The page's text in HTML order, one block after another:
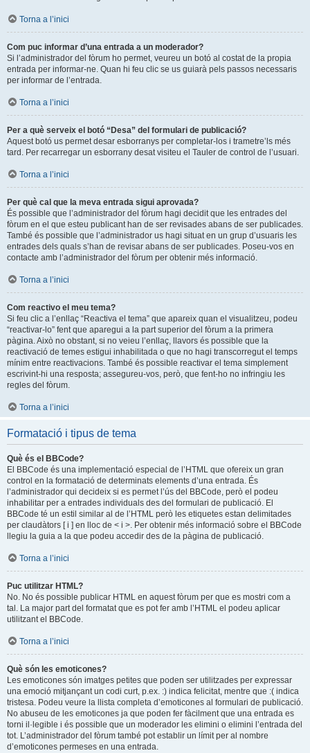
Torna a l’inici
Com puc informar d’una entrada a un moderador?
Si l’administrador del fòrum ho permet, veureu un botó al costat de la propia
entrada per informar-ne. Quan hi feu clic se us guiarà pels passos necessaris
per informar de l’entrada.
Torna a l’inici
Per a què serveix el botó “Desa” del formulari de publicació?
Aquest botó us permet desar esborranys per completar-los i trametre’ls més
tard. Per recarregar un esborrany desat visiteu el Tauler de control de l’usuari.
Torna a l’inici
Per què cal que la meva entrada sigui aprovada?
És possible que l’administrador del fòrum hagi decidit que les entrades del
fòrum en el que esteu publicant han de ser revisades abans de ser publicades.
També és possible que l’administrador us hagi situat en un grup d’usuaris les
entrades dels quals s’han de revisar abans de ser publicades. Poseu-vos en
contacte amb l’administrador del fòrum per obtenir més informació.
Torna a l’inici
Com reactivo el meu tema?
Si feu clic a l’enllaç “Reactiva el tema” que apareix quan el visualitzeu, podeu
“reactivar-lo” fent que aparegui a la part superior del fòrum a la primera
pàgina. Això no obstant, si no veieu l’enllaç, llavors és possible que la
reactivació de temes estigui inhabilitada o que no hagi transcorregut el temps
mínim entre reactivacions. També és possible reactivar el tema simplement
escrivint-hi una resposta; assegureu-vos, però, que fent-ho no infringiu les
regles del fòrum.
Torna a l’inici
Formatació i tipus de tema
Què és el BBCode?
El BBCode és una implementació especial de l’HTML que ofereix un gran
control en la formatació de determinats elements d’una entrada. És
l’administrador qui decideix si es permet l’ús del BBCode, però el podeu
inhabilitar per a entrades individuals des del formulari de publicació. El
BBCode té un estil similar al de l’HTML però les etiquetes estan delimitades
per claudàtors [ i ] en lloc de < i >. Per obtenir més informació sobre el BBCode
llegiu la guia a la que podeu accedir des de la pàgina de publicació.
Torna a l’inici
Puc utilitzar HTML?
No. No és possible publicar HTML en aquest fòrum per que es mostri com a
tal. La major part del formatat que es pot fer amb l’HTML el podeu aplicar
utilitzant el BBCode.
Torna a l’inici
Què són les emoticones?
Les emoticones són imatges petites que poden ser utilitzades per expressar
una emoció mitjançant un codi curt, p.ex. :) indica felicitat, mentre que :( indica
tristesa. Podeu veure la llista completa d’emoticones al formulari de publicació.
No abuseu de les emoticones ja que poden fer fàcilment que una entrada es
torni il·legible i és possible que un moderador les elimini o elimini l’entrada del
tot. L’administrador del fòrum també pot establir un límit per al nombre
d’emoticones permeses en una entrada.